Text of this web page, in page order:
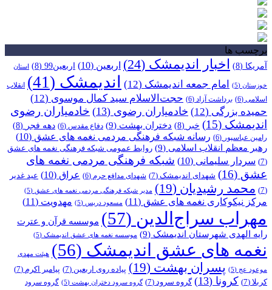
برچسب ها
آمریکا (8) اخبار اندیمشک (24) اربعین (10) اربعین99 (8) استان
خوزستان (5) امام جمعه اندیمشک (12) اندیمشک (41)
انقلاب
اسلامی (6) برداشت آزاد (6) حجت‌الاسلام سید کمال موسوی (12)
حمیده بزرگی (12) خادمیاران رضوی (13)
خادمیاران رضوی
اندیمشک (15) خبر (8) دختران بهشت (9) دفاع مقدس (6) دهه فجر (8)
رامین عباسپور (6) رسانه شبکه فرهنگی مردمی نغمه های عشق (10)
رهبر معظم انقلاب اسلامی (9)
روابط عمومی شبکه فرهنگی نغمه های عشق
(7)
سردار سلیمانی (10)
شبکه فرهنگی مردمی نغمه های
عشق (16) شهدای اندیمشک (7) شهدای مدافع حرم (6) عراق (10)
عید غدیر
(7)
محمد رشیدیان (19) مدیر شبکه فرهنگی مردمی نغمه های عشق (5)
مرکز نیکوکاری نغمه های عشق (11) مسعود دریس (5) مهدویت (11)
مهراب سراج‌الدین (57)
موسسه قرآن و عترت
رایه الهدی شهرستان اندیمشک (9) موسسه نغمه های عشق اندیمشک (5)
نغمه های عشق اندیمشک (56) هیئت مهدی
موعود عج (5) پسران بهشت (19) پیاده روی اربعین (7) پیامبر اکرم (7)
کربلا (7) کرونا (13) گروه سرود (7) گروه سرود دختران بهشت (5)
گروه سرود